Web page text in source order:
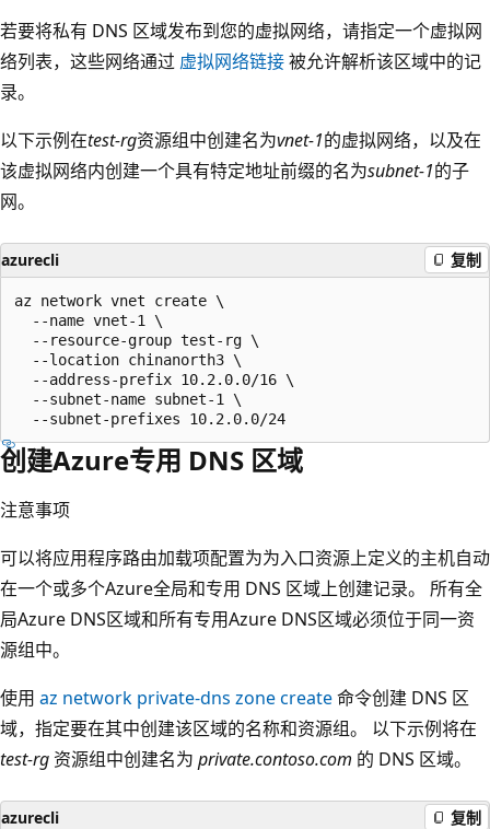
若要将私有 DNS 区域发布到您的虚拟网络，请指定一个虚拟网
络列表，这些网络通过 虚拟网络链接被允许解析该区域中的记
录。
以下示例在test-rg资源组中创建名为vnet-1的虚拟网络，以及在
该虚拟网络内创建一个具有特定地址前缀的名为subnet-1的子
网。
azurecli 复制
az network vnet create \
  --name vnet-1 \
  --resource-group test-rg \
  --location chinanorth3 \
  --address-prefix 10.2.0.0/16 \
  --subnet-name subnet-1 \
创建Azure专用 DNS 区域
注意事项
可以将应用程序路由加载项配置为为入口资源上定义的主机自动
在一个或多个Azure全局和专用 DNS 区域上创建记录。 所有全
局Azure DNS区域和所有专用Azure DNS区域必须位于同一资
源组中。
使用 az network private-dns zone create命令创建 DNS 区
域，指定要在其中创建该区域的名称和资源组。 以下示例将在
test-rg 资源组中创建名为 private.contoso.com 的 DNS 区域。
azurecli 复制